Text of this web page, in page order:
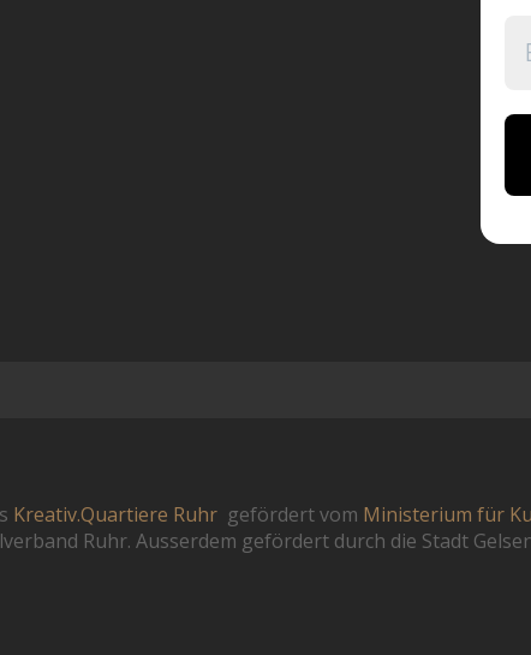
Kreativ.Quartiere Ruhr gefördert vom Ministerium für
Ruhr. Ausserdem gefördert durch die Stadt